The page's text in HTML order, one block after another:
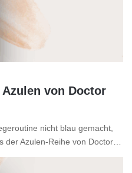
von Doctor
nicht blau gemacht,
der Azulen-Reihe von Doctor…